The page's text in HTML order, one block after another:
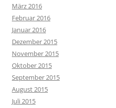
März 2016
Februar 2016
Januar 2016
Dezember 2015
November 2015
Oktober 2015
September 2015
August 2015
Juli 2015